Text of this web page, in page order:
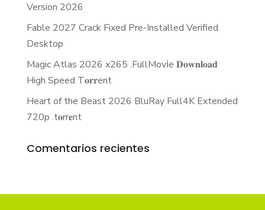
Version 2026
Fable 2027 Crack Fixed Pre-Installed Verified
Desktop
Magic Atlas 2026 x265 .FullMov𝗂e 𝐃𝐨𝐰𝐧𝐥𝐨𝐚𝐝
High Speed T𝐨𝐫𝐫ent
Heart of the Beast 2026 BluRay Full4K Extended
720p .t𝐨rr𝐞nt
Comentarios recientes